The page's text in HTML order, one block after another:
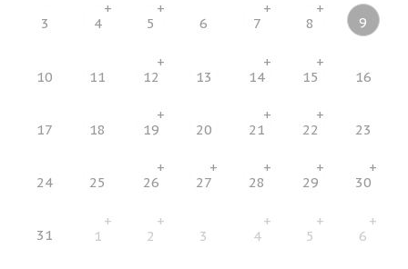
3 4
+
5
+
6 7
+
8
+
9
10 11 12
+
13 14
+
15
+
16
17 18 19
+
20 21
+
22
+
23
24 25 26
+
27
+
28
+
29
+
30
+
31 1
+
2
+
3 4
+
5
+
6
+